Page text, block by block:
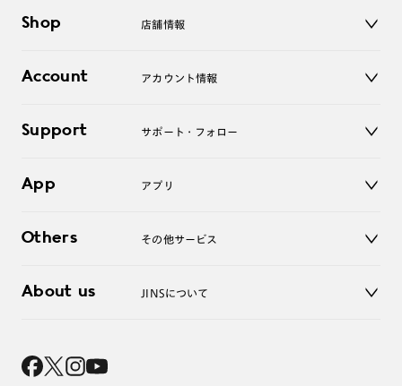
サングラス
コンタクトレンズ
アクセサリー
Shop 店舗情報
オンラインショップ
Account アカウント情報
ログアウト
Support サポート・フォロー
よくあるご質問
お問い合わせ
App アプリ
Others その他サービス
レンズ交換
About us JINSについて
採用情報